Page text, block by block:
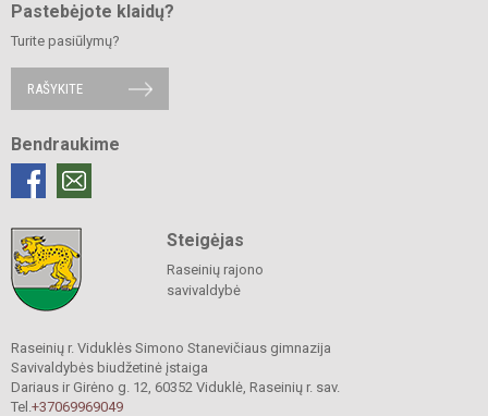
Pastebėjote klaidų?
Turite pasiūlymų?
RAŠYKITE
Bendraukime
Steigėjas
Raseinių rajono
savivaldybė
Raseinių r. Viduklės Simono Stanevičiaus gimnazija
Savivaldybės biudžetinė įstaiga
Dariaus ir Girėno g. 12, 60352 Viduklė, Raseinių r. sav.
Tel.+37069969049